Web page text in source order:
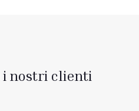
i nostri clienti